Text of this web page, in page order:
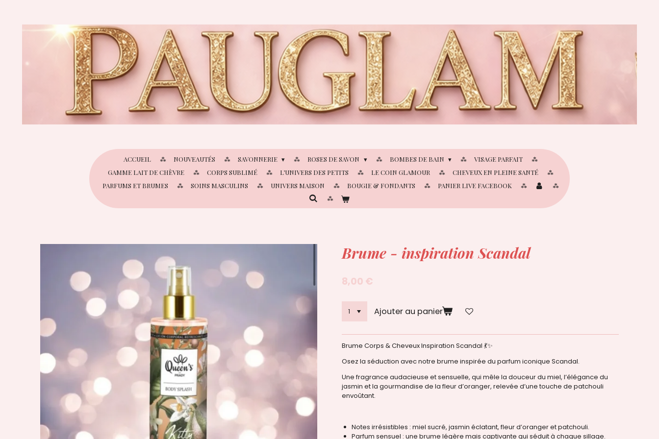
ACCUEIL NOUVEAUTÉS SAVONNERIE ROSES DE SAVON BOMBES DE BAIN
VISAGE PARFAIT
GAMME LAIT DE CHÈVRE
CORPS SUBLIMÉ L’UNIVERS DES PETITS LE COIN GLAMOUR
CHEVEUX EN PLEINE SANTÉ
PARFUMS ET BRUMES
SOINS MASCULINS UNIVERS MAISON BOUGIE & FONDANTS PANIER LIVE FACEBOOK
Brume - inspiration Scandal
8,00 €
Ajouter au panier
Brume Corps & Cheveux Inspiration Scandal 💃✨
Osez la séduction avec notre brume inspirée du parfum iconique Scandal.
Une fragrance audacieuse et sensuelle, qui mêle la douceur du miel, l’élégance du
jasmin et la gourmandise de la fleur d’oranger, relevée d’une touche de patchouli
envoûtant.
Notes irrésistibles : miel sucré, jasmin éclatant, fleur d’oranger et patchouli.
Parfum sensuel : une brume légère mais captivante qui séduit à chaque sillage.